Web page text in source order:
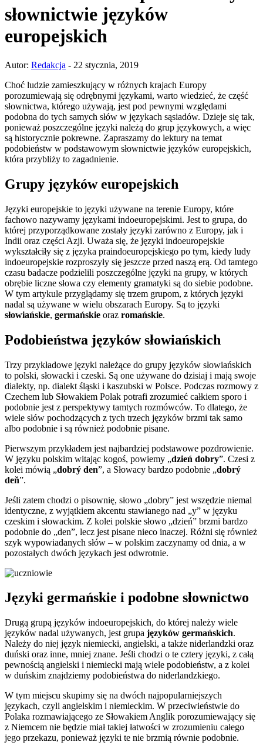
słownictwie języków
europejskich
Autor: Redakcja - 22 stycznia, 2019
Choć ludzie zamieszkujący w różnych krajach Europy
porozumiewają się odrębnymi językami, warto wiedzieć, że część
słownictwa, którego używają, jest pod pewnymi względami
podobna do tych samych słów w językach sąsiadów. Dzieje się tak,
ponieważ poszczególne języki należą do grup językowych, a więc
są historycznie pokrewne. Zapraszamy do lektury na temat
podobieństw w podstawowym słownictwie języków europejskich,
która przybliży to zagadnienie.
Grupy języków europejskich
Języki europejskie to języki używane na terenie Europy, które
fachowo nazywamy językami indoeuropejskimi. Jest to grupa, do
której przyporządkowane zostały języki zarówno z Europy, jak i
Indii oraz części Azji. Uważa się, że języki indoeuropejskie
wykształciły się z języka praindoeuropejskiego po tym, kiedy ludy
indoeuropejskie rozproszyły się jeszcze przed naszą erą. Od tamtego
czasu badacze podzielili poszczególne języki na grupy, w których
obrębie liczne słowa czy elementy gramatyki są do siebie podobne.
W tym artykule przyglądamy się trzem grupom, z których języki
nadal są używane w wielu obszarach Europy. Są to języki
słowiańskie, germańskie oraz romańskie.
Podobieństwa języków słowiańskich
Trzy przykładowe języki należące do grupy języków słowiańskich
to polski, słowacki i czeski. Są one używane do dzisiaj i mają swoje
dialekty, np. dialekt śląski i kaszubski w Polsce. Podczas rozmowy z
Czechem lub Słowakiem Polak potrafi zrozumieć całkiem sporo i
podobnie jest z perspektywy tamtych rozmówców. To dlatego, że
wiele słów pochodzących z tych trzech języków brzmi tak samo
albo podobnie i są również podobnie pisane.
Pierwszym przykładem jest najbardziej podstawowe pozdrowienie.
W języku polskim witając kogoś, powiemy „dzień dobry”. Czesi z
kolei mówią „dobrý den”, a Słowacy bardzo podobnie „dobrý
deň”.
Jeśli zatem chodzi o pisownię, słowo „dobry” jest wszędzie niemal
identyczne, z wyjątkiem akcentu stawianego nad „y” w języku
czeskim i słowackim. Z kolei polskie słowo „dzień” brzmi bardzo
podobnie do „den”, lecz jest pisane nieco inaczej. Różni się również
szyk wypowiadanych słów – w polskim zaczynamy od dnia, a w
pozostałych dwóch językach jest odwrotnie.
Języki germańskie i podobne słownictwo
Drugą grupą języków indoeuropejskich, do której należy wiele
języków nadal używanych, jest grupa języków germańskich.
Należy do niej język niemiecki, angielski, a także niderlandzki oraz
duński oraz inne, mniej znane. Jeśli chodzi o te cztery języki, z całą
pewnością angielski i niemiecki mają wiele podobieństw, a z kolei
w duńskim znajdziemy podobieństwa do niderlandzkiego.
W tym miejscu skupimy się na dwóch najpopularniejszych
językach, czyli angielskim i niemieckim. W przeciwieństwie do
Polaka rozmawiającego ze Słowakiem Anglik porozumiewający się
z Niemcem nie będzie miał takiej łatwości w zrozumieniu całego
jego przekazu, ponieważ języki te nie brzmią równie podobnie.